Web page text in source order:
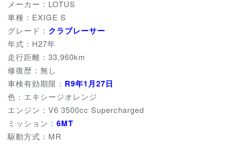
メーカー：LOTUS
車種：EXIGE S
グレード： クラブレーサー
年式：H27年
走行距離：33,960km
修復歴：無し
車検有効期限： R9年1月27日
色：エキシージオレンジ
エンジン：V6 3500cc Supercharged
ミッション： 6MT
駆動方式：MR